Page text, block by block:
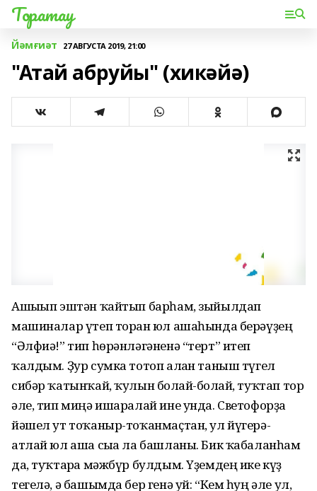
Торатау
Йәмғиәт 27 АВГУСТА 2019, 21:00
"Атай абруйы" (хикәйә)
Ашығып эштән ҡайтып барһам, зыйылдап
машиналар үтеп торған юл ашаһында берәүҙең
“Әлфиә!” тип һөрәнләгәненә “терт” итеп
ҡалдым. Ҙур сумка тотоп алған таныш түгел
сибәр ҡатынҡай, ҡулын болғай-болғай, туҡтап тор
әле, тип миңә ишаралай ине унда. Светофорҙа
йәшел ут тоҡаныр-тоҡанмаҫтан, ул йүгерә-
атлай юл аша сыға ла башланы. Бик ҡабаланһам
да, туҡтарға мәжбүр булдым. Үҙемдең ике күҙ
тегелә, ә башымда бер генә уй: “Кем һуң әле ул,